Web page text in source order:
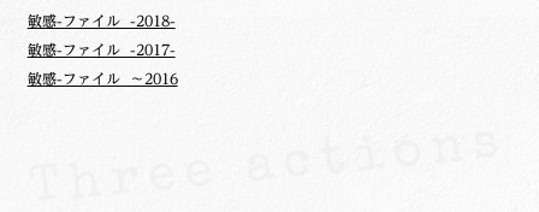
敏感-ファイル -2018-
敏感-ファイル -2017-
敏感-ファイル ～2016